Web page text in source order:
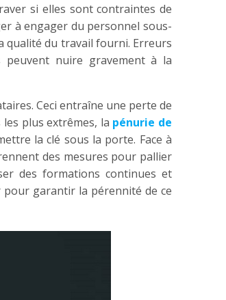
si elles sont contraintes de
à engager du personnel sous-
qualité du travail fourni. Erreurs
peuvent nuire gravement à la
Ceci entraîne une perte de
plus extrêmes, la pénurie de
la clé sous la porte. Face à
des mesures pour pallier
des formations continues et
pour garantir la pérennité de ce